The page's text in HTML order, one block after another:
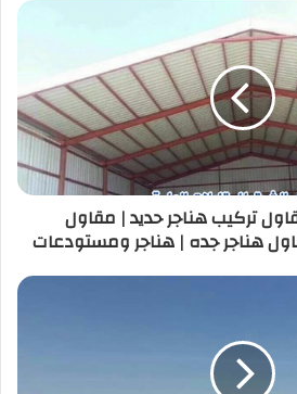
تركيب هناجر حديد | مقاول
هناجر جده | هناجر ومستودعات